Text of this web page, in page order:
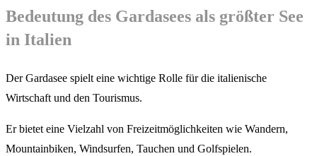
Bedeutung des Gardasees als größter See
in Italien
Der Gardasee spielt eine wichtige Rolle für die italienische
Wirtschaft und den Tourismus.
Er bietet eine Vielzahl von Freizeitmöglichkeiten wie Wandern,
Mountainbiken, Windsurfen, Tauchen und Golfspielen.